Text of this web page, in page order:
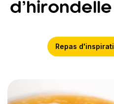
Repas